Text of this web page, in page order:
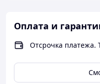
Оплата и
Отсрочка платежа.